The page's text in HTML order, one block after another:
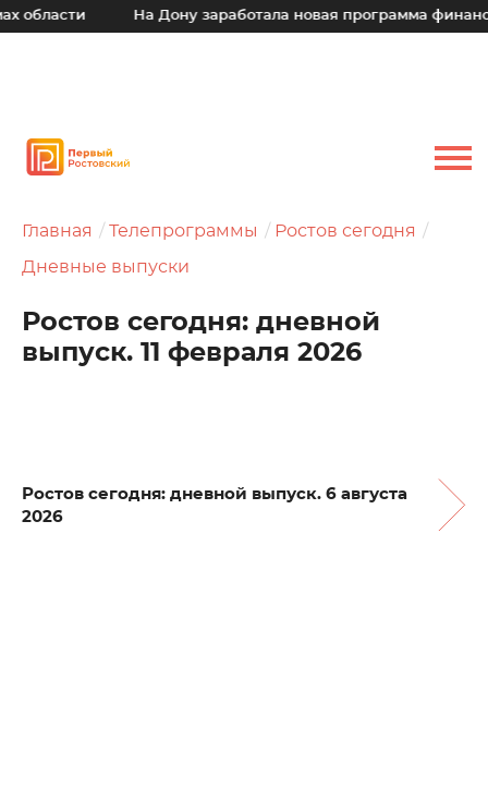
На Дону заработала новая программа финансовой
Главная Телепрограммы Ростов сегодня
Дневные выпуски
Ростов сегодня: дневной
выпуск. 11 февраля 2026
Ростов сегодня: дневной выпуск. 6 августа
2026